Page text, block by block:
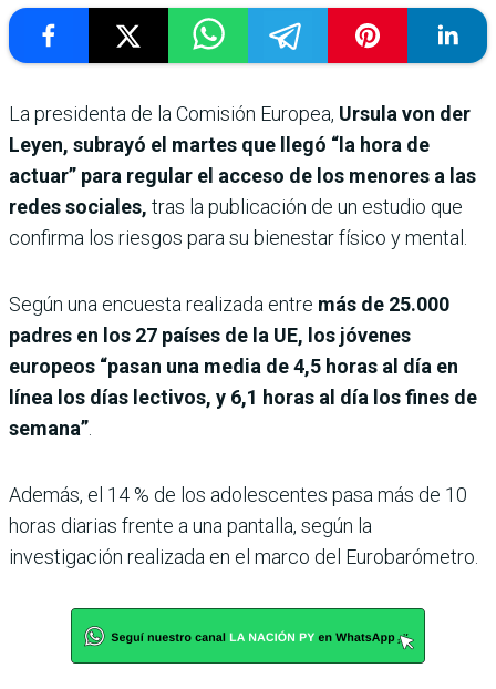
La presidenta de la Comisión Europea, Ursula von der
Leyen, subrayó el martes que llegó “la hora de
actuar” para regular el acceso de los menores a las
redes sociales, tras la publicación de un estudio que
confirma los riesgos para su bienestar físico y mental.
Según una encuesta realizada entre más de 25.000
padres en los 27 países de la UE, los jóvenes
europeos “pasan una media de 4,5 horas al día en
línea los días lectivos, y 6,1 horas al día los fines de
semana”.
Además, el 14 % de los adolescentes pasa más de 10
horas diarias frente a una pantalla, según la
investigación realizada en el marco del Eurobarómetro.